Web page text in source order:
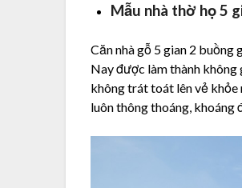
Mẫu nhà thờ họ 5
Căn nhà gỗ 5 gian 2 buồng
Nay được làm thành không
không trát toát lên vẻ khỏe
luôn thông thoáng, khoáng